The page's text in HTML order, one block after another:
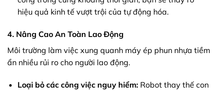
hiệu quả kinh tế vượt trội của tự động hóa.
4. Nâng Cao An Toàn Lao Động
Môi trường làm việc xung quanh máy ép phun nhựa tiềm
ẩn nhiều rủi ro cho người lao động.
Loại bỏ các công việc nguy hiểm:Robot thay thế con